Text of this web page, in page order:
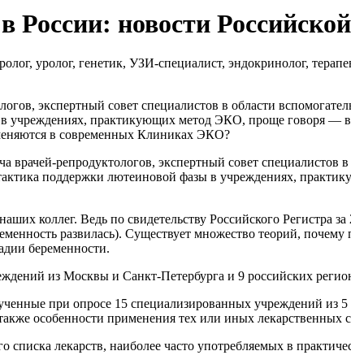
России: новости
уролог, генетик, УЗИ-специалист, эндокринолог,
экспертный совет специалистов в области
учреждениях, практикующих метод ЭКО, проще говоря —
в современных Клиниках ЭКО?
врачей-репродуктологов, экспертный совет
поддержки лютеиновой фазы в учреждениях,
коллег. Ведь по свидетельству Российского Регистра
развилась). Существует множество теорий,
беременности.
из Москвы и Санкт-Петербурга и 9 российских
при опросе 15 специализированных учреждений из 5
особенности применения тех или иных
лекарств, наиболее часто употребляемых в